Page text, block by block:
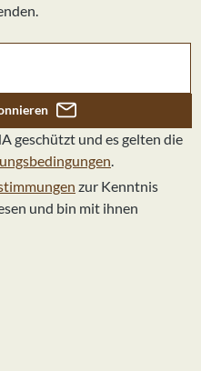
Gundermann ist für
2,4kJ/0,6kcalEnthält
diesem Produkt handelt es
Geruch und Geschmack
variieren. Diese Nuancen sind
und ein Qualitätsmerkmal.
geschützt und es gelten die
.
zur Kenntnis
und bin mit ihnen